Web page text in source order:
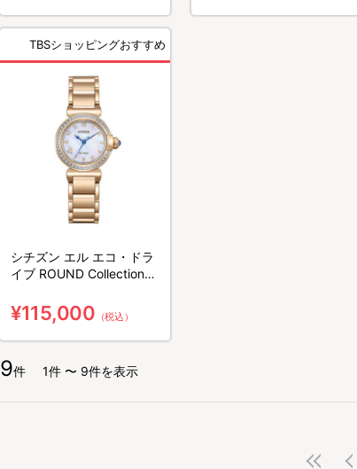
TBSショッピングおすすめ
シチズン エル エコ・ドラ
イブ ROUND Collection／
¥115,000 （税込）
9件 1件 〜 9件を表示